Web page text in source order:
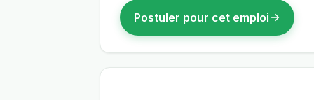
Postuler pour cet emploi